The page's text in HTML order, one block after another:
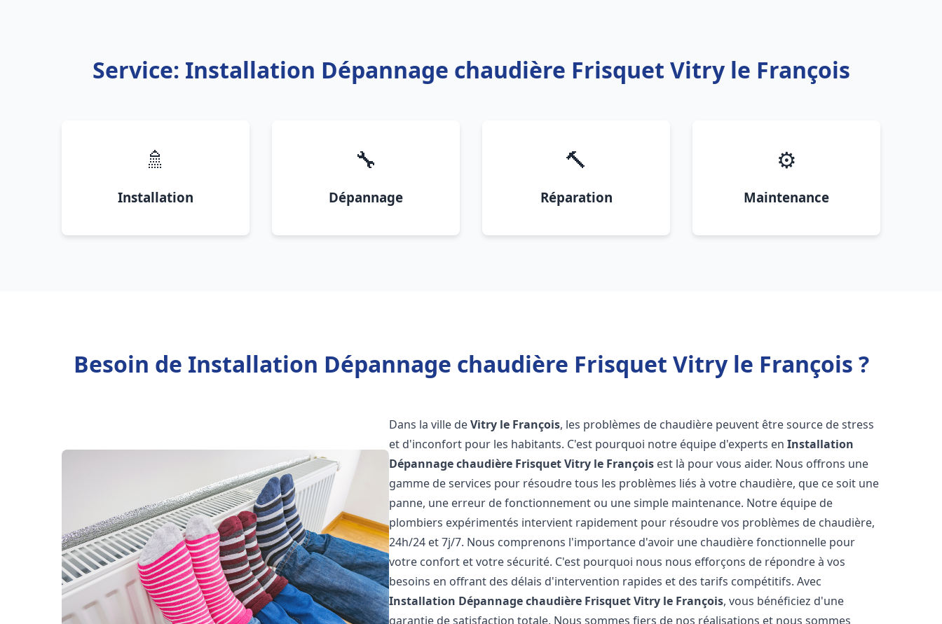
Service: Installation Dépannage chaudière Frisquet Vitry le François
🚿
Installation
🔧
Dépannage
🔨
Réparation
⚙️
Maintenance
Besoin de Installation Dépannage chaudière Frisquet Vitry le François ?
Dans la ville deVitry le François, les problèmes de chaudière peuvent être source de stress
et d'inconfort pour les habitants. C'est pourquoi notre équipe d'experts enInstallation
Dépannage chaudière FrisquetVitry le François est là pour vous aider. Nous offrons une
gamme de services pour résoudre tous les problèmes liés à votre chaudière, que ce soit une
panne, une erreur de fonctionnement ou une simple maintenance. Notre équipe de
plombiers expérimentés intervient rapidement pour résoudre vos problèmes de chaudière,
24h/24 et 7j/7. Nous comprenons l'importance d'avoir une chaudière fonctionnelle pour
votre confort et votre sécurité. C'est pourquoi nous nous efforçons de répondre à vos
besoins en offrant des délais d'intervention rapides et des tarifs compétitifs. Avec
Installation Dépannage chaudière FrisquetVitry le François, vous bénéficiez d'une
garantie de satisfaction totale. Nous sommes fiers de nos réalisations et nous sommes